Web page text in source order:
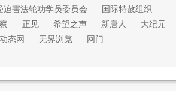
迫害法轮功学员委员会
国际特赦组织
正见 希望之声 新唐人
大纪元
动态网 无界浏览
网门